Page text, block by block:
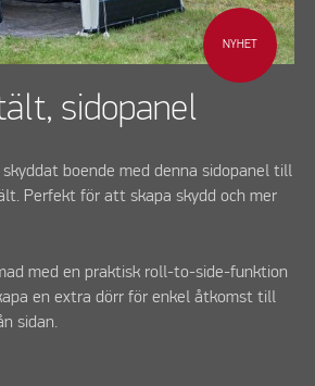
NYHET
sidopanel
boende med denna sidopanel till
Perfekt för att skapa skydd och mer
med en praktisk roll-to-side-funktion
en extra dörr för enkel åtkomst till
sidan.